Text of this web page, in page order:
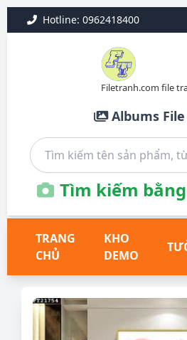
Hotline: 0962418400
Filetranh.com file
Albums File
Tìm kiếm
TRANG
CHỦ
KHO
DEMO